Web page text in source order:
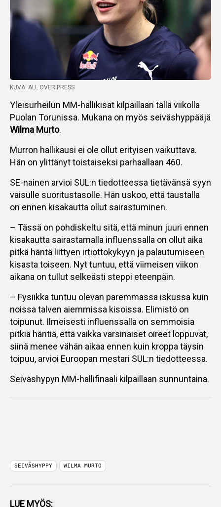
KUVA: ALL OVER PRESS
Yleisurheilun MM-hallikisat kilpaillaan tällä viikolla
Puolan Torunissa. Mukana on myös seiväshyppääjä
Wilma Murto.
Murron hallikausi ei ole ollut erityisen vaikuttava.
Hän on ylittänyt toistaiseksi parhaallaan 460.
SE-nainen arvioi SUL:n tiedotteessa tietävänsä syyn
vaisulle suoritustasolle. Hän uskoo, että taustalla
on ennen kisakautta ollut sairastuminen.
– Tässä on pohdiskeltu sitä, että minun juuri ennen
kisakautta sairastamalla influenssalla on ollut aika
pitkä häntä liittyen irtiottokykyyn ja palautumiseen
kisasta toiseen. Nyt tuntuu, että viimeisen viikon
aikana on tullut selkeästi steppi eteenpäin.
– Fysiikka tuntuu olevan paremmassa iskussa kuin
noissa talven aiemmissa kisoissa. Elimistö on
toipunut. Ilmeisesti influenssalla on semmoisia
pitkiä häntiä, että vaikka varsinaiset oireet loppuvat,
siinä menee vähän aikaa ennen kuin kroppa täysin
toipuu, arvioi Euroopan mestari SUL:n tiedotteessa.
Seiväshypyn MM-hallifinaali kilpaillaan sunnuntaina.
SEIVÄSHYPPY WILMA MURTO
LUE MYÖS: